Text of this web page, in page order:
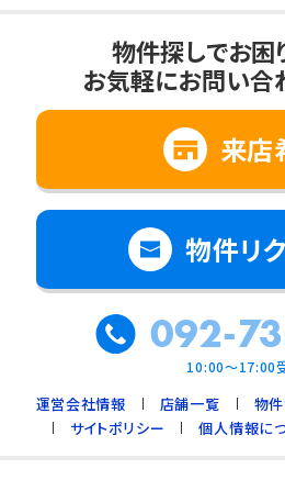
物件探しでお困
お気軽にお問い合
来店
物件リ
092-
10:00～17:00
運営会社情報 店舗一覧
物件
サイトポリシー
個人情報に